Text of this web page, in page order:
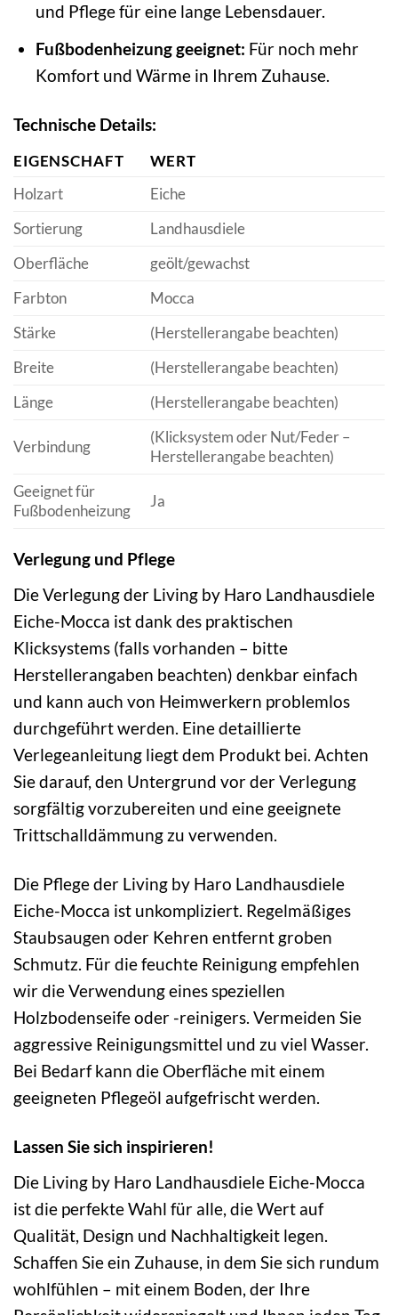
und Pflege für eine lange Lebensdauer.
Fußbodenheizung geeignet: Für noch mehr
Komfort und Wärme in Ihrem Zuhause.
Technische Details:
EIGENSCHAFT
WERT
Holzart
Eiche
Sortierung
Landhausdiele
Oberfläche
geölt/gewachst
Farbton
Mocca
Stärke
(Herstellerangabe beachten)
Breite
(Herstellerangabe beachten)
Länge
(Herstellerangabe beachten)
Verbindung
(Klicksystem oder Nut/Feder –
Herstellerangabe beachten)
Geeignet für
Fußbodenheizung
Ja
Verlegung und Pflege
Die Verlegung der Living by Haro Landhausdiele
Eiche-Mocca ist dank des praktischen
Klicksystems (falls vorhanden – bitte
Herstellerangaben beachten) denkbar einfach
und kann auch von Heimwerkern problemlos
durchgeführt werden. Eine detaillierte
Verlegeanleitung liegt dem Produkt bei. Achten
Sie darauf, den Untergrund vor der Verlegung
sorgfältig vorzubereiten und eine geeignete
Trittschalldämmung zu verwenden.
Die Pflege der Living by Haro Landhausdiele
Eiche-Mocca ist unkompliziert. Regelmäßiges
Staubsaugen oder Kehren entfernt groben
Schmutz. Für die feuchte Reinigung empfehlen
wir die Verwendung eines speziellen
Holzbodenseife oder -reinigers. Vermeiden Sie
aggressive Reinigungsmittel und zu viel Wasser.
Bei Bedarf kann die Oberfläche mit einem
geeigneten Pflegeöl aufgefrischt werden.
Lassen Sie sich inspirieren!
Die Living by Haro Landhausdiele Eiche-Mocca
ist die perfekte Wahl für alle, die Wert auf
Qualität, Design und Nachhaltigkeit legen.
Schaffen Sie ein Zuhause, in dem Sie sich rundum
wohlfühlen – mit einem Boden, der Ihre